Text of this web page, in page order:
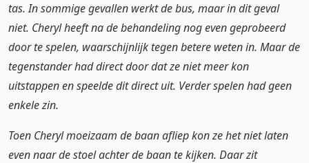
tas. In sommige gevallen werkt de bus, maar in dit geval
niet. Cheryl heeft na de behandeling nog even geprobeerd
door te spelen, waarschijnlijk tegen betere weten in. Maar de
tegenstander had direct door dat ze niet meer kon
uitstappen en speelde dit direct uit. Verder spelen had geen
enkele zin.
Toen Cheryl moeizaam de baan afliep kon ze het niet laten
even naar de stoel achter de baan te kijken. Daar zit